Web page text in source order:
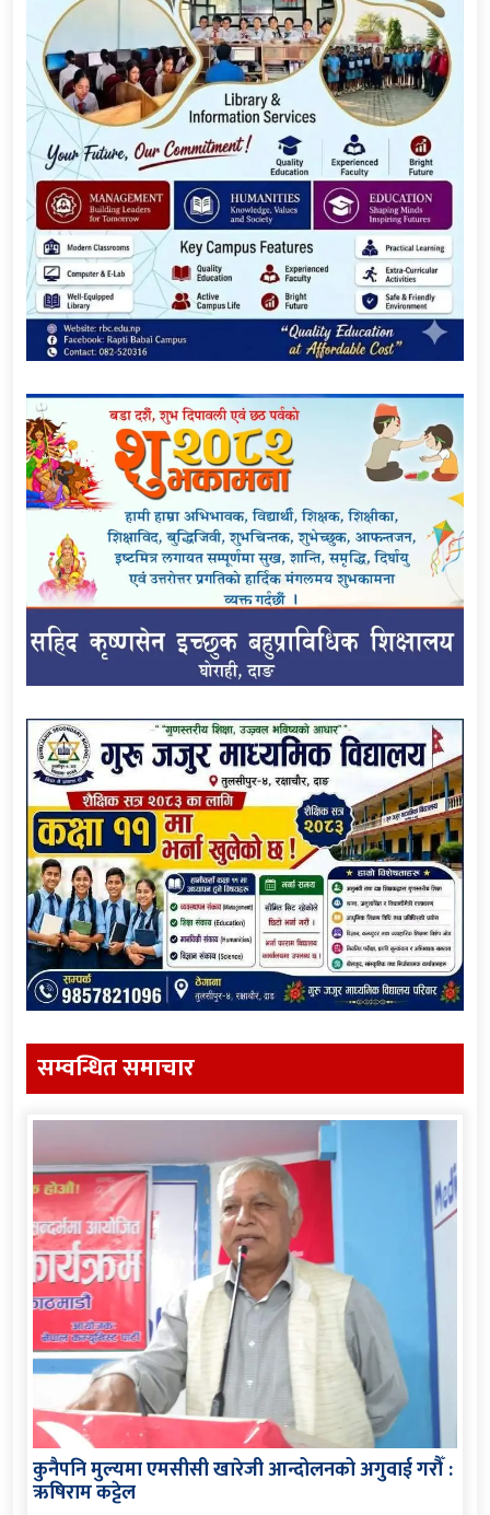
सम्वन्धित समाचार
कुनैपनि मुल्यमा एमसीसी खारेजी आन्दोलनको अगुवाई गरौँ :
ऋषिराम कट्टेल